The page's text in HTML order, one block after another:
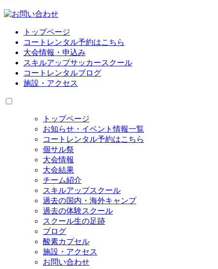
トップページ
コートレンタル予約はこちら
大会情報・申込み
スキルアップサッカースクール
コートレンタルブログ
施設・アクセス
トップページ
お知らせ・イベント情報一覧
コートレンタル予約はこちら
個サル祭
大会情報
大会結果
チーム紹介
スキルアップスクール
過去の国内・海外キャンプ
過去の体験スクール
スクール生の足跡
ブログ
酸素カプセル
施設・アクセス
お問い合わせ